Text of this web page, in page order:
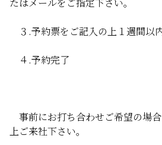
３.予約票をご記入の上１週間以
４.予約完了
事前にお打ち合わせご希望の場
上ご来社下さい。